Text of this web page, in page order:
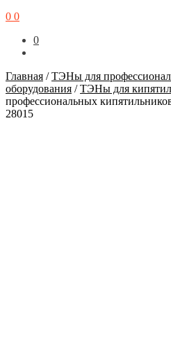
0 0
0
Главная /ТЭНы для
оборудования /ТЭНы для
профессиональных
28015